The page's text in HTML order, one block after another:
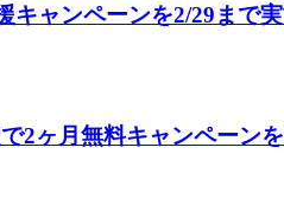
キャンペーンを2/29まで
2ヶ月無料キャンペーン